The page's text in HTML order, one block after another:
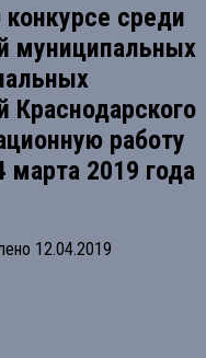
среди
муниципальных
Краснодарского
работу
марта 2019 года
12.04.2019